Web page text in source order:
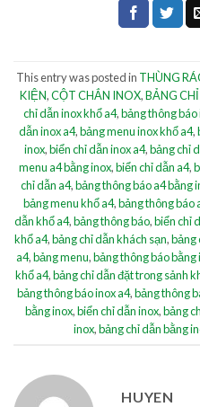
This entry was posted in THÙNG
KIỆN,CỘT CHẮN INOX,BẢNG
chỉ dẫn inox khổ a4,bảng thông báo
dẫn inox a4,bảng menu inox khổ a4,
inox,biển chỉ dẫn inox a4,bảng chỉ
menu a4 bằng inox,biển chỉ dẫn a4,
chỉ dẫn a4,bảng thông báo a4 bằng
bảng menu khổ a4,bảng thông báo
dẫn khổ a4,bảng thông báo,biển chỉ
khổ a4,bảng chỉ dẫn khách sạn,bảng
a4,bảng menu,bảng thông báo bằng
khổ a4,bảng chỉ dẫn đặt trong sảnh
bảng thông báo inox a4,bảng thông
bằng inox,biển chỉ dẫn inox,bảng
inox,bảng chỉ dẫn bằng
HUYEN